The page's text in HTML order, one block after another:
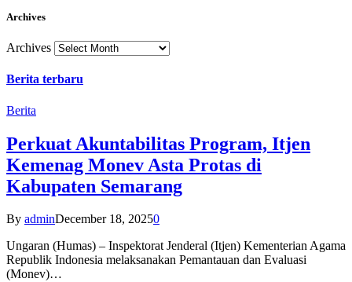
Archives
Archives
Berita terbaru
Berita
Perkuat Akuntabilitas Program, Itjen
Kemenag Monev Asta Protas di
Kabupaten Semarang
By adminDecember 18, 20250
Ungaran (Humas) – Inspektorat Jenderal (Itjen) Kementerian Agama
Republik Indonesia melaksanakan Pemantauan dan Evaluasi
(Monev)…